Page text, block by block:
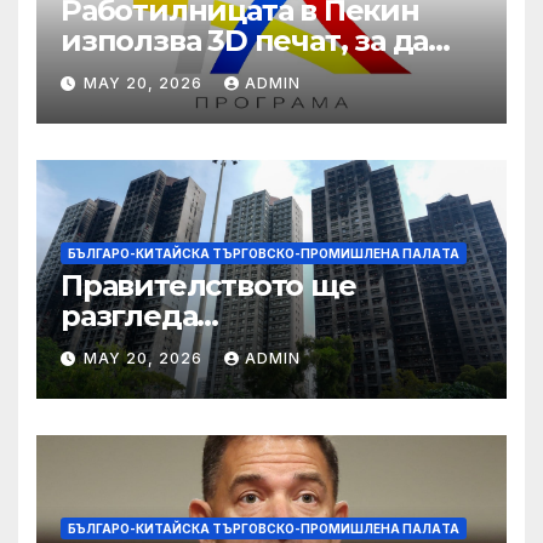
Работилницата в Пекин
използва 3D печат, за да
даде възможност на
работниците с увреждания
MAY 20, 2026 ADMIN
БЪЛГАРО-КИТАЙСКА ТЪРГОВСКО-ПРОМИШЛЕНА ПАЛAТА
Правителството ще
разгледа
застрахователните
претенции на Wang Fuk
Court по план за обратно
изкупуване: Хоп
MAY 20, 2026 ADMIN
БЪЛГАРО-КИТАЙСКА ТЪРГОВСКО-ПРОМИШЛЕНА ПАЛAТА